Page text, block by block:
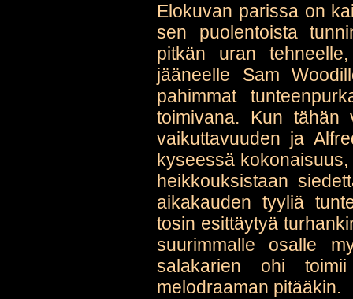
Elokuvan parissa on
sen puolentoista
pitkän uran
jääneelle Sam
pahimmat
toimivana. Kun tähän
vaikuttavuuden ja
kyseessä
heikkouksistaan
aikakauden tyyliä
tosin esittäytyä
suurimmalle osalle
salakarien ohi
melodraaman pitääkin.